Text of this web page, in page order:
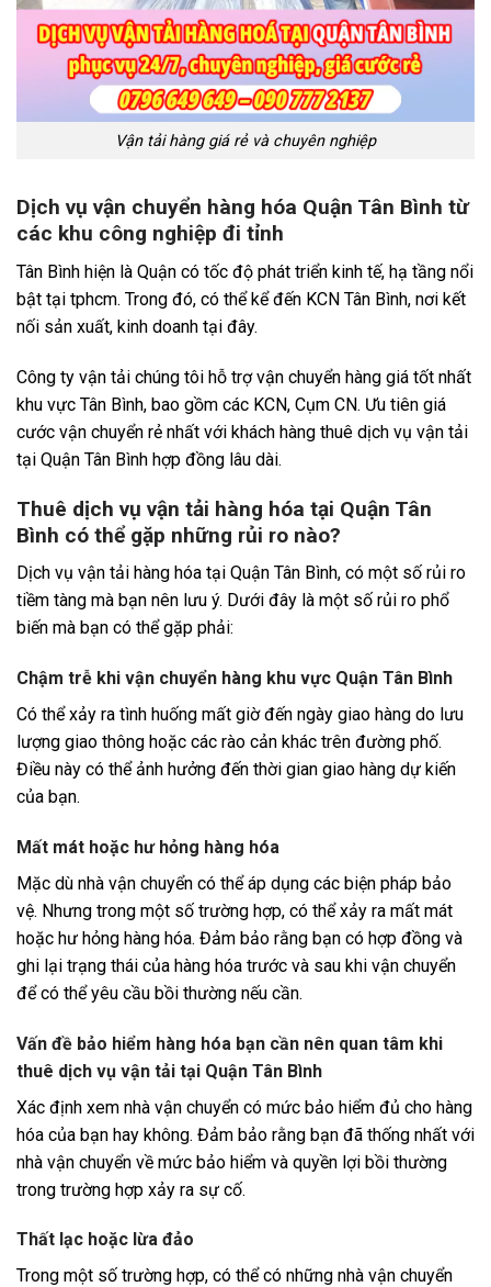
Vận tải hàng giá rẻ và chuyên nghiệp
Dịch vụ vận chuyển hàng hóa Quận Tân Bình từ
các khu công nghiệp đi tỉnh
Tân Bình hiện là Quận có tốc độ phát triển kinh tế, hạ tầng nổi
bật tại tphcm. Trong đó, có thể kể đến KCN Tân Bình, nơi kết
nối sản xuất, kinh doanh tại đây.
Công ty vận tải chúng tôi hỗ trợ vận chuyển hàng giá tốt nhất
khu vực Tân Bình, bao gồm các KCN, Cụm CN. Ưu tiên giá
cước vận chuyển rẻ nhất với khách hàng thuê dịch vụ vận tải
tại Quận Tân Bình hợp đồng lâu dài.
Thuê dịch vụ vận tải hàng hóa tại Quận Tân
Bình có thể gặp những rủi ro nào?
Dịch vụ vận tải hàng hóa tại Quận Tân Bình, có một số rủi ro
tiềm tàng mà bạn nên lưu ý. Dưới đây là một số rủi ro phổ
biến mà bạn có thể gặp phải:
Chậm trễ khi vận chuyển hàng khu vực Quận Tân Bình
Có thể xảy ra tình huống mất giờ đến ngày giao hàng do lưu
lượng giao thông hoặc các rào cản khác trên đường phố.
Điều này có thể ảnh hưởng đến thời gian giao hàng dự kiến
của bạn.
Mất mát hoặc hư hỏng hàng hóa
Mặc dù nhà vận chuyển có thể áp dụng các biện pháp bảo
vệ. Nhưng trong một số trường hợp, có thể xảy ra mất mát
hoặc hư hỏng hàng hóa. Đảm bảo rằng bạn có hợp đồng và
ghi lại trạng thái của hàng hóa trước và sau khi vận chuyển
để có thể yêu cầu bồi thường nếu cần.
Vấn đề bảo hiểm hàng hóa bạn cần nên quan tâm khi
thuê dịch vụ vận tải tại Quận Tân Bình
Xác định xem nhà vận chuyển có mức bảo hiểm đủ cho hàng
hóa của bạn hay không. Đảm bảo rằng bạn đã thống nhất với
nhà vận chuyển về mức bảo hiểm và quyền lợi bồi thường
trong trường hợp xảy ra sự cố.
Thất lạc hoặc lừa đảo
Trong một số trường hợp, có thể có những nhà vận chuyển